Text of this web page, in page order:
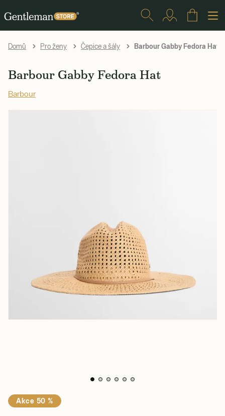
Domů Pro ženy Čepice a šály Barbour Gabby Fedora Hat
Barbour Gabby Fedora Hat
Barbour
Akce 50 %